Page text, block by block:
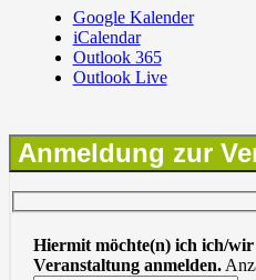
Google Kalender
iCalendar
Outlook 365
Outlook Live
Anmeldung zur
Hiermit möchte(n) ich ich/
Veranstaltung anmelden.